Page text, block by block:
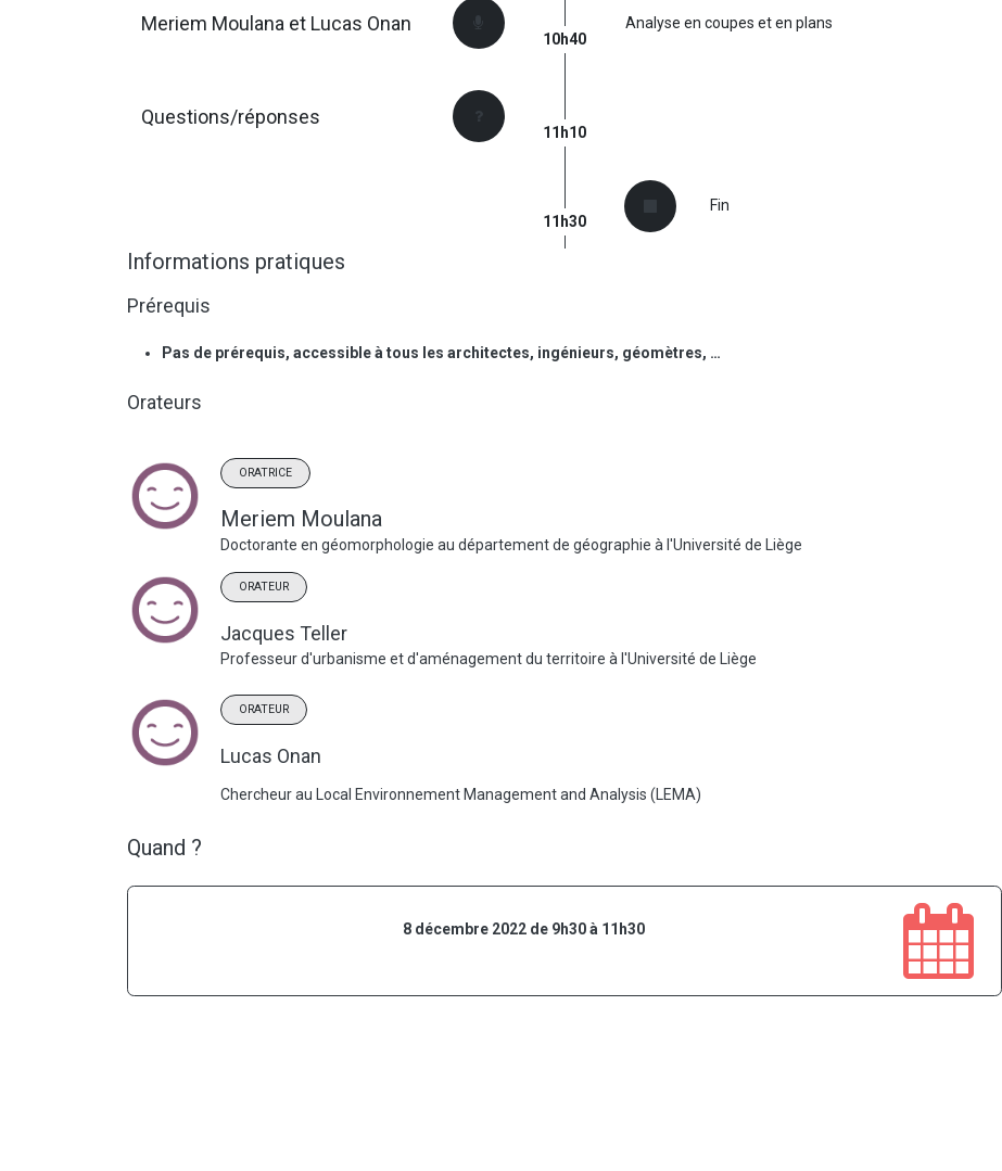
10h40
Meriem Moulana et Lucas Onan Analyse en coupes et en plans
11h10
Questions/réponses
11h30
Fin
Informations pratiques
Prérequis
Pas de prérequis, accessible à tous les architectes, ingénieurs, géomètres, …
Orateurs
ORATRICE
Meriem Moulana
Doctorante en géomorphologie au département de géographie à l'Université de Liège
ORATEUR
Jacques Teller
Professeur d'urbanisme et d'aménagement du territoire à l'Université de Liège
ORATEUR
Lucas Onan
Chercheur au Local Environnement Management and Analysis (LEMA)
Quand ?
8 décembre 2022 de 9h30 à 11h30